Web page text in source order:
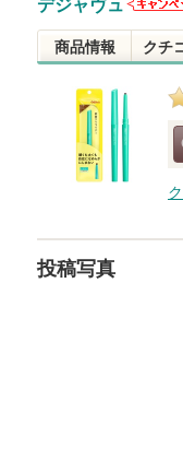
から
らせが
商品情報 クチ
投稿写真